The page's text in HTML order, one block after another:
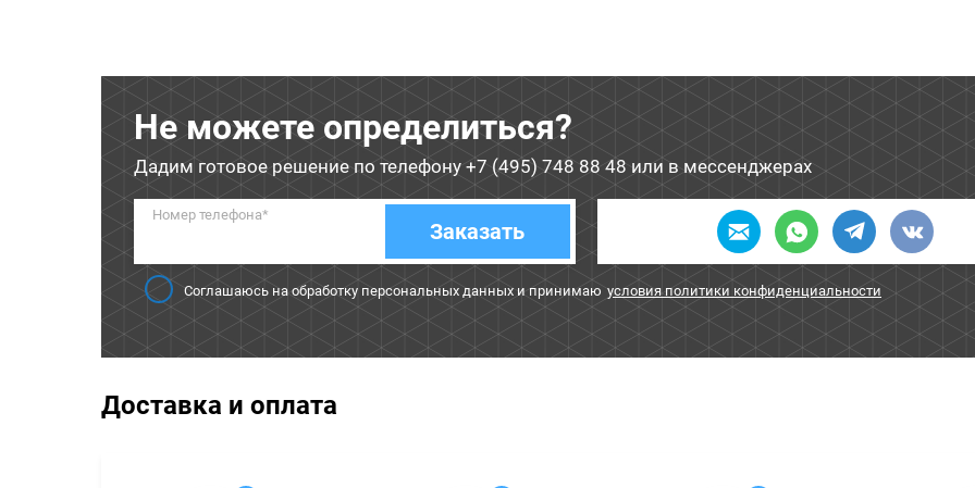
Не можете определиться?
Дадим готовое решение по телефону +7 (495) 748 88 48 или в мессенджерах
Номер телефона*
Заказать
Соглашаюсь на обработку персональных данных и принимаю условия политики конфиденциальности
Доставка и оплата